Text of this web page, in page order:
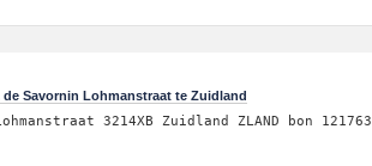
Savornin Lohmanstraat te Zuidland
3214XB Zuidland ZLAND bon 121763